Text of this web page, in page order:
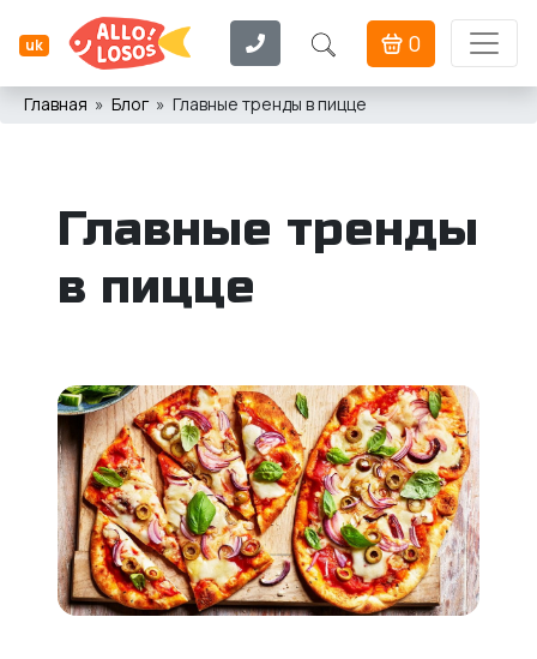
uk 0
Главная Блог Главные тренды в пицце
Главные тренды
в пицце